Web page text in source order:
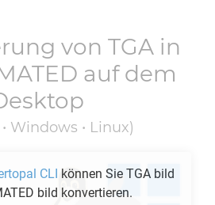
von TGAin
auf dem
Windows • Linux)
CLI können Sie TGA bild
bild konvertieren.